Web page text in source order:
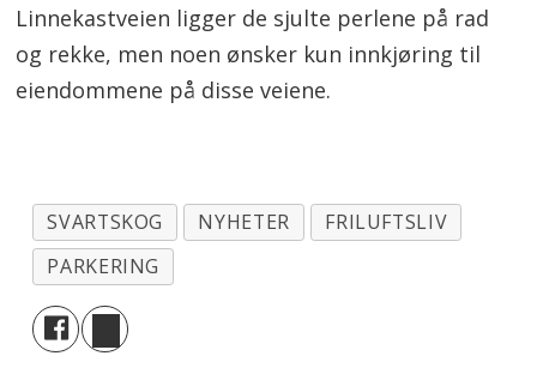
Linnekastveien ligger de sjulte perlene på rad
og rekke, men noen ønsker kun innkjøring til
eiendommene på disse veiene.
SVARTSKOG NYHETER
FRILUFTSLIV
PARKERING